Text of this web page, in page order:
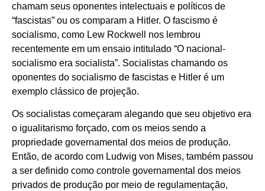
chamam seus oponentes intelectuais e políticos de
“fascistas” ou os comparam a Hitler. O fascismo é
socialismo, como Lew Rockwell nos lembrou
recentemente em um ensaio intitulado “O nacional-
socialismo era socialista”. Socialistas chamando os
oponentes do socialismo de fascistas e Hitler é um
exemplo clássico de projeção.
Os socialistas começaram alegando que seu objetivo era
o igualitarismo forçado, com os meios sendo a
propriedade governamental dos meios de produção.
Então, de acordo com Ludwig von Mises, também passou
a ser definido como controle governamental dos meios
privados de produção por meio de regulamentação,